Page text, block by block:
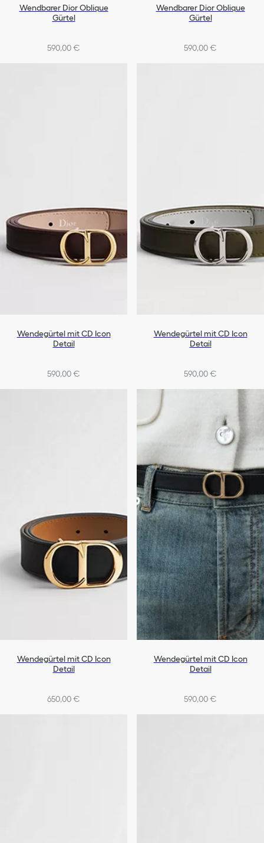
Wendbarer Dior Oblique
Gürtel
590,00 €
Wendbarer Dior Oblique
Gürtel
590,00 €
Wendegürtel mit CD Icon
Detail
590,00 €
Wendegürtel mit CD Icon
Detail
590,00 €
Wendegürtel mit CD Icon
Detail
650,00 €
Wendegürtel mit CD Icon
Detail
590,00 €